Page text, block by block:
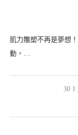
肌力雕塑不再是夢想
動，…
30 1